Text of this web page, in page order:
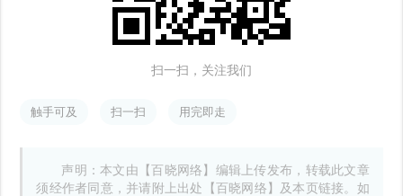
扫一扫，关注我们
触手可及 扫一扫 用完即走
声明：本文由【百晓网络】编辑上传发布，转载此文章
须经作者同意，并请附上出处【百晓网络】及本页链接。如